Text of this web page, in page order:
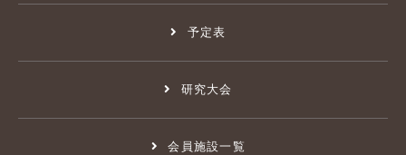
予定表
研究大会
会員施設一覧